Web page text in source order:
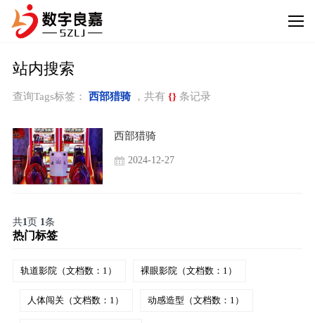
站内搜索
查询Tags标签： 西部猎骑，共有 {}条记录
西部猎骑
2024-12-27
共1页 1条
热门标签
轨道影院（文档数：1） 裸眼影院（文档数：1）
人体闯关（文档数：1） 动感造型（文档数：1）